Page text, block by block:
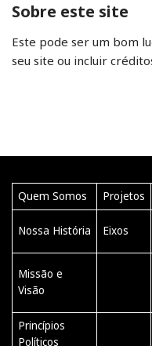
Sobre este site
Este pode ser um bom
seu site ou incluir
Quem Somos Projetos
Nossa História Eixos
Missão e
Visão
Princípios
Políticos